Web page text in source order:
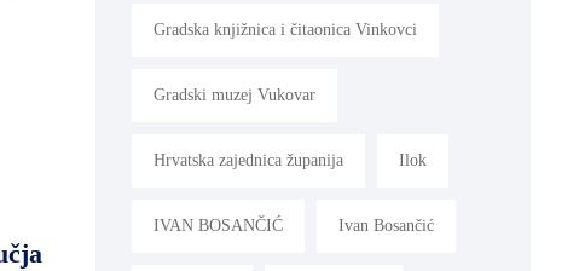
Gradska knjižnica i čitaonica Vinkovci
Gradski muzej Vukovar
Hrvatska zajednica županija Ilok
IVAN BOSANČIĆ Ivan Bosančić